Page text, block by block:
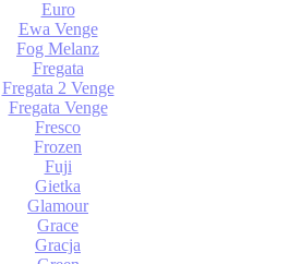
Euro
Ewa Venge
Fog Melanz
Fregata
Fregata 2 Venge
Fregata Venge
Fresco
Frozen
Fuji
Gietka
Glamour
Grace
Gracja